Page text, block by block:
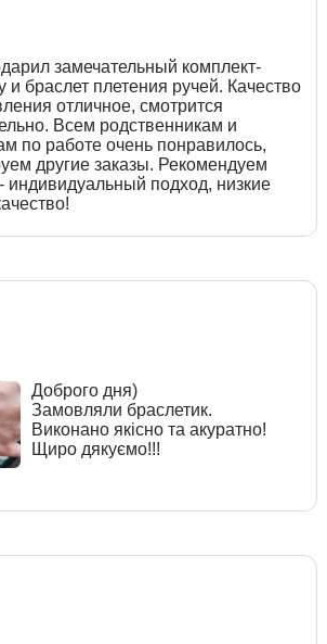
замечательный комплект-
и браслет плетения ручей. Качество
отличное, смотрится
Всем родственникам и
по работе очень понравилось,
другие заказы. Рекомендуем
индивидуальный подход, низкие
Доброго дня)
Замовляли браслетик.
Виконано якісно та акуратно!
Щиро дякуємо!!!